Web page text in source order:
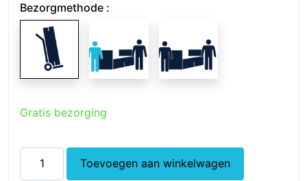
Bezorgmethode :
Gratis bezorging
Bureau
Toevoegen aan winkelwagen